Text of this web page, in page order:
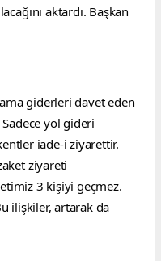
aktardı. Başkan
giderleri davet eden
yol gideri
iade-i ziyarettir.
ziyareti
3 kişiyi geçmez.
ilişkiler, artarak da